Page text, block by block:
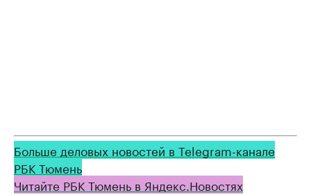
Больше деловых новостей в Telegram-канале
РБК Тюмень
Читайте РБК Тюмень в Яндекс.Новостях